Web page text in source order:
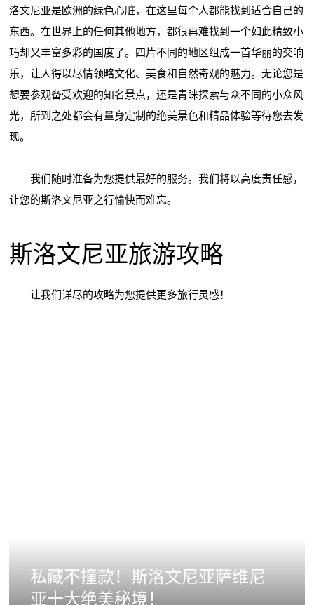
洛文尼亚是欧洲的绿色心脏，在这里每个人都能找到适合自己的
东西。在世界上的任何其他地方，都很再难找到一个如此精致小
巧却又丰富多彩的国度了。四片不同的地区组成一首华丽的交响
乐，让人得以尽情领略文化、美食和自然奇观的魅力。无论您是
想要参观备受欢迎的知名景点，还是青睐探索与众不同的小众风
光，所到之处都会有量身定制的绝美景色和精品体验等待您去发
现。
我们随时准备为您提供最好的服务。我们将以高度责任感，
让您的斯洛文尼亚之行愉快而难忘。
斯洛文尼亚旅游攻略
让我们详尽的攻略为您提供更多旅行灵感！
私藏不撞款！斯洛文尼亚萨维尼
亚十大绝美秘境！